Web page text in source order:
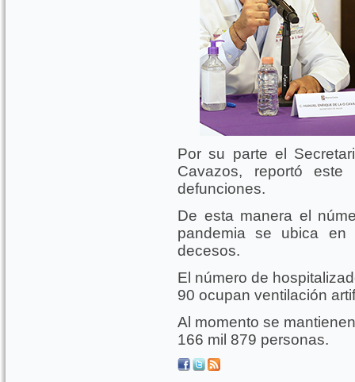
Por su parte el
Cavazos, reportó
defunciones.
De esta manera el
pandemia se ubica
decesos.
El número de
90 ocupan ventilación
Al momento se
166 mil 879 personas.